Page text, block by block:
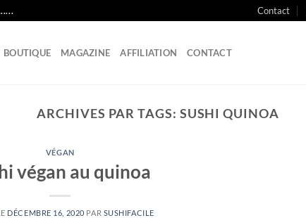
Contact
BOUTIQUE MAGAZINE AFFILIATION CONTACT
ARCHIVES PAR TAGS: SUSHI QUINOA
VÉGAN
végan au quinoa
DÉCEMBRE 16, 2020 PAR SUSHIFACILE